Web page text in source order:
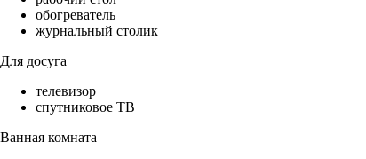
обогреватель
журнальный столик
Для досуга
телевизор
спутниковое ТВ
Ванная комната